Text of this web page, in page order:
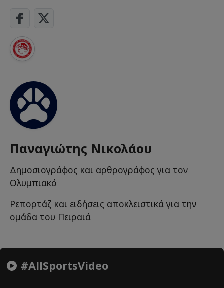
Παναγιώτης Νικολάου
Δημοσιογράφος και αρθρογράφος για τον
Ολυμπιακό
Ρεπορτάζ και ειδήσεις αποκλειστικά για την
ομάδα του Πειραιά
#AllSportsVideo